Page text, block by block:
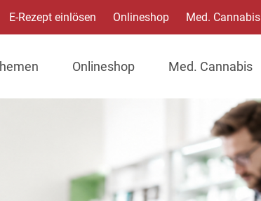
E-Rezept einlösen Onlineshop Med. Cannabis
Onlineshop Med. Cannabis